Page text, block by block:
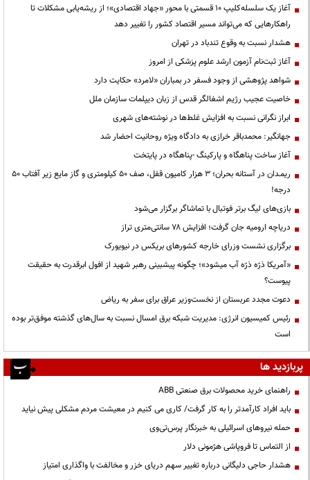
آغاز یک سلسله‌کلیپ ۱۰ قسمتی با محور «جهاد اقتصادی»؛ از ریشه‌یابی مشکلات تا
راهکارهایی که می‌تواند مسیر اقتصاد کشور را تغییر دهد
هشدار نسبت به وقوع تندباد در تهران
آغاز ثبت‌نام آزمون ارشد علوم پزشکی از امروز
شواهد پژوهشی از وجود فسفر در بمباران «لامرد» حکایت دارد
خاصیت عجیب رژیم اشغالگر قدس از زبان دیپلمات سازمان ملل
ابراز نگرانی نسبت به افزایش غلط‌ها در نوشته‌های شهری
جهانگیر: محمدباقر خرازی به دادگاه ویژه روحانیت احضار شد
آغاز ساخت پناهگاه و پارکینگ -پناهگاه در پایتخت
ریمـدان در آستانه بحران؛ ۳ هزار کامیون قفل، صف ۵۰ کیلومتری و گاز مایع زیر آفتاب ۵۰
درجه!
بازی‌های لیگ برتر فوتبال با تماشاگر برگزار می‌شود
دریاچه ارومیه جان گرفت؛ افزایش ۷۸ سانتی‌متری تراز
برگزاری نشست وزرای خارجه کشورهای بریکس در نیویورک
«آمریکا ذرّه ذرّه آب میشود»؛ چگونه پیشبینی رهبر شهید از افول ابرقدرت به حقیقت
پیوست؟
دعوت مجدد عربستان از نخست‌وزیر عراق برای سفر به ریاض
رئیس کمیسیون انرژی: مدیریت شبکه برق امسال نسبت به سال‌های گذشته موفق‌تر بوده
است
پربازدید ها
راهنمای خرید محصولات برق صنعتی ABB
باید افراد کارآمدتر را به کار گرفت/ کاری می کنیم در معیشت مردم مشکلی پیش نیاید
حمله نیروهای اسرائیلی به خبرنگار پرس‌تی‌وی
از التماس تا فروپاشی هژمونی دلار
هشدار حاجی دلیگانی درباره تغییر سهم دریای خزر و مخالفت با واگذاری امتیاز